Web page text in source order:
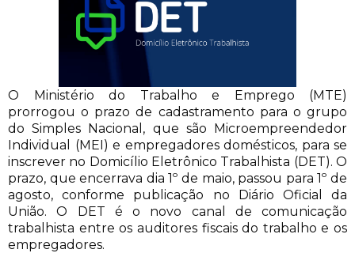
O Ministério do Trabalho e Emprego (MTE)
prorrogou o prazo de cadastramento para o grupo
do Simples Nacional, que são Microempreendedor
Individual (MEI) e empregadores domésticos, para se
inscrever no Domicílio Eletrônico Trabalhista (DET). O
prazo, que encerrava dia 1º de maio, passou para 1º de
agosto, conforme publicação no Diário Oficial da
União. O DET é o novo canal de comunicação
trabalhista entre os auditores fiscais do trabalho e os
empregadores.